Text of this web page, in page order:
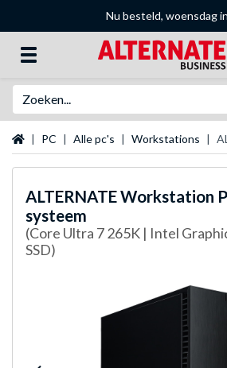
Nu besteld, woensdag
Startpagina
PC Alle pc's Workstations
ALTERNATEWorkstation
systeem
(Core Ultra 7 265K | Intel
SSD)